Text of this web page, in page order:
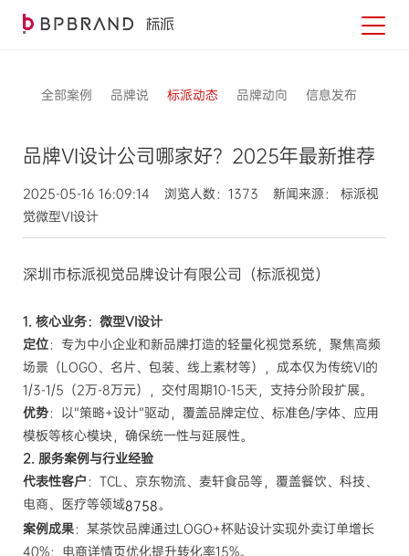
全部案例 品牌说 标派动态 品牌动向 信息发布
品牌VI设计公司哪家好？2025年最新推荐
2025-05-16 16:09:14 浏览人数：1373 新闻来源： 标派视
觉微型VI设计
深圳市标派视觉品牌设计有限公司（标派视觉）
1. 核心业务：微型VI设计
定位：专为中小企业和新品牌打造的轻量化视觉系统，聚焦高频
场景（LOGO、名片、包装、线上素材等），成本仅为传统VI的
1/3-1/5（2万-8万元），交付周期10-15天，支持分阶段扩展。
优势：以“策略+设计”驱动，覆盖品牌定位、标准色/字体、应用
模板等核心模块，确保统一性与延展性。
2. 服务案例与行业经验
代表性客户 ：TCL、京东物流、麦轩食品等，覆盖餐饮、科技、
电商、医疗等领域8758。
案例成果：某茶饮品牌通过LOGO+杯贴设计实现外卖订单增长
40%；电商详情页优化提升转化率15%。